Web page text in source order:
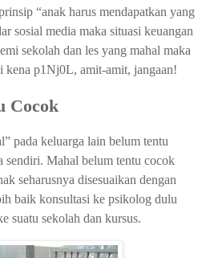
“anak harus mendapatkan yang
sosial media maka situasi keuangan
sekolah dan les yang mahal maka
kena p1Nj0L, amit-amit, jangaan!
Cocok
pada keluarga lain belum tentu
sendiri. Mahal belum tentu cocok
seharusnya disesuaikan dengan
baik konsultasi ke psikolog dulu
suatu sekolah dan kursus.